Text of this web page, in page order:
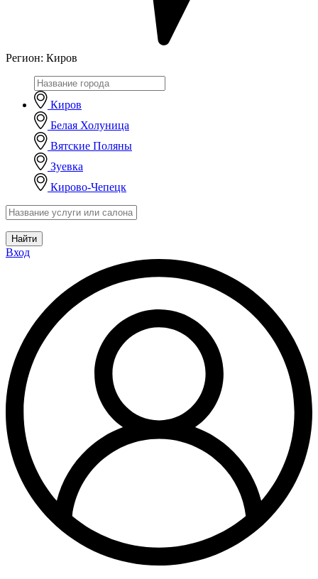
Регион: Киров
Киров
Белая Холуница
Вятские Поляны
Зуевка
Кирово-Чепецк
Найти
Вход